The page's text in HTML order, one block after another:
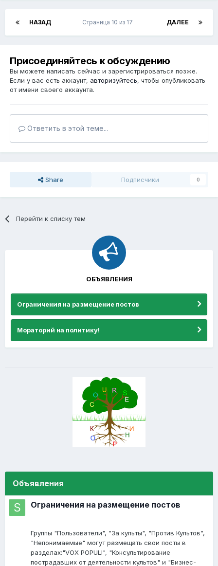
НАЗАД ДАЛЕЕ
Страница 10 из 17
Присоединяйтесь к обсуждению
Вы можете написать сейчас и зарегистрироваться позже.
Если у вас есть аккаунт, авторизуйтесь, чтобы опубликовать
от имени своего аккаунта.
Ответить в этой теме...
Share Подписчики 0
Перейти к списку тем
ОБЪЯВЛЕНИЯ
Ограничения на размещение постов
Мораторий на политику!
Объявления
Ограничения на размещение постов
Группы "Пользователи", "За культы", "Против Культов",
"Непонимаемые" могут размещать свои посты в
разделах:"VOX POPULI", "Консультирование
пострадавших от деятельности культов" и "Бизнес-